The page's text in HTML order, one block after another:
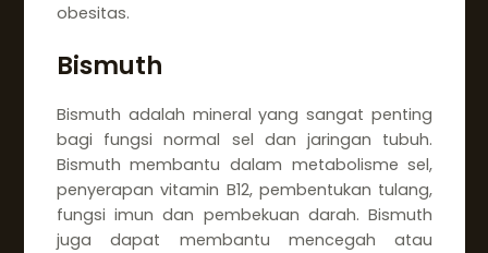
obesitas.
Bismuth
Bismuth adalah mineral yang sangat penting
bagi fungsi normal sel dan jaringan tubuh.
Bismuth membantu dalam metabolisme sel,
penyerapan vitamin B12, pembentukan tulang,
fungsi imun dan pembekuan darah. Bismuth
juga dapat membantu mencegah atau